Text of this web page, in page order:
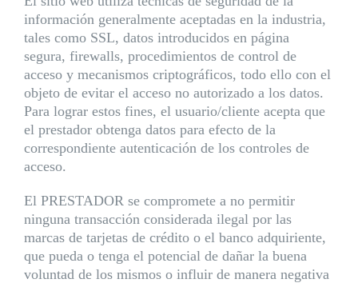
información generalmente aceptadas en la industria,
tales como SSL, datos introducidos en página
segura, firewalls, procedimientos de control de
acceso y mecanismos criptográficos, todo ello con el
objeto de evitar el acceso no autorizado a los datos.
Para lograr estos fines, el usuario/cliente acepta que
el prestador obtenga datos para efecto de la
correspondiente autenticación de los controles de
acceso.
El PRESTADOR se compromete a no permitir
ninguna transacción considerada ilegal por las
marcas de tarjetas de crédito o el banco adquiriente,
que pueda o tenga el potencial de dañar la buena
voluntad de los mismos o influir de manera negativa